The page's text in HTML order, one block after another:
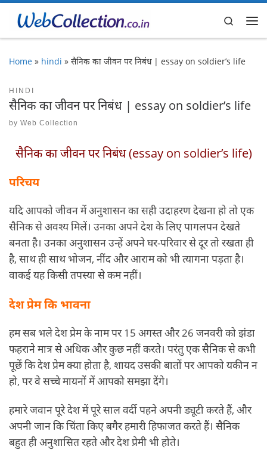
Skip to content
Search
Home » hindi » सैनिक का जीवन पर निबंध | essay on soldier’s life
HINDI
सैनिक का जीवन पर निबंध | essay on soldier’s life
by Web Collection
सैनिक का जीवन पर निबंध (essay on soldier’s life)
परिचय
यदि आपको जीवन में अनुशासन का सही उदाहरण देखना हो तो एक
सैनिक से अवश्य मिलें। उनका अपने देश के लिए पागलपन देखते
बनता है। उनका अनुशासन उन्हें अपने घर-परिवार से दूर तो रखता ही
है, साथ ही साथ भोजन, नींद और आराम को भी त्यागना पड़ता है।
वाकई यह किसी तपस्या से कम नहीं।
देश प्रेम कि भावना
हम सब भले देश प्रेम के नाम पर 15 अगस्त और 26 जनवरी को झंडा
फहराने मात्र से अधिक और कुछ नहीं करते। परंतु एक सैनिक से कभी
पूछें कि देश प्रेम क्या होता है, शायद उसकी बातों पर आपको यकीन न
हो, पर वे सच्चे मायनों में आपको समझा देंगे।
हमारे जवान पूरे देश में पूरे साल वर्दी पहने अपनी ड्यूटी करते हैं, और
अपनी जान कि चिंता किए बगैर हमारी हिफाजत करते हैं। सैनिक
बहुत ही अनुशासित रहते और देश प्रेमी भी होते।